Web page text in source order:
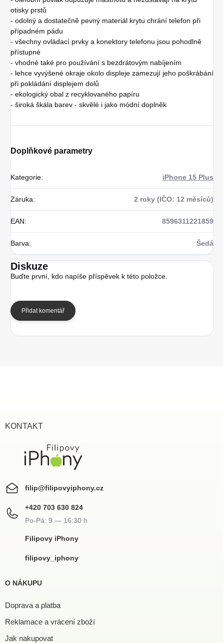
otisky prstů
- odolný a dostatečně pevný materiál krytu chrání telefon při
případném pádu
- všechny ovládací prvky a konektory telefonu jsou pohodlně
přístupné
- vhodné také pro používání s bezdrátovým nabíjením
- lehce vyvýšené okraje okolo displeje zamezují jeho poškrábání
při pokládání displejem dolů
- ekologický obal z recyklovaného papíru
- široká škála barev - skvělé i jako módní doplněk
Doplňkové parametry
Kategorie: iPhone 15 Plus
Záruka: 2 roky (IČO: 12 měsíců)
EAN: 8596311221859
Barva: Šedá
Diskuze
Buďte první, kdo napíše příspěvek k této položce.
Přidat komentář
KONTAKT
filip@filipovyiphony.cz
+420 703 630 824
Filipovy iPhony
filipovy_iphony
O NÁKUPU
Doprava a platba
Reklamace a vrácení zboží
Jak nakupovat